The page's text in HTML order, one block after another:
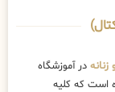
در آموزشگاه
است که کلیه